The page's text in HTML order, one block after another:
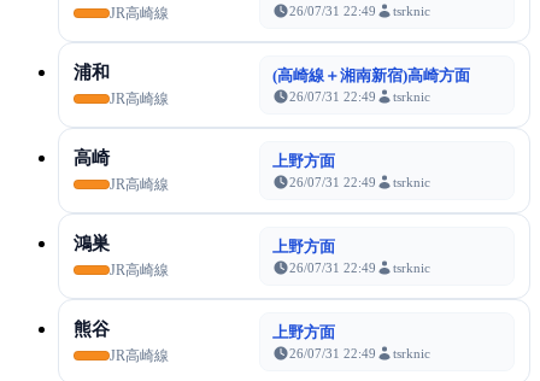
JR高崎線 26/07/31 22:49 tsrknic
浦和
JR高崎線
(高崎線＋湘南新宿)高崎方面
26/07/31 22:49 tsrknic
高崎
JR高崎線
上野方面
26/07/31 22:49 tsrknic
鴻巣
JR高崎線
上野方面
26/07/31 22:49 tsrknic
熊谷
JR高崎線
上野方面
26/07/31 22:49 tsrknic